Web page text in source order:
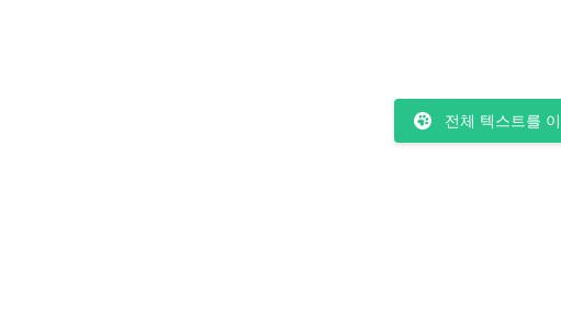
전체 텍스트를